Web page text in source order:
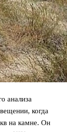
анализа
когда
на камне. Он